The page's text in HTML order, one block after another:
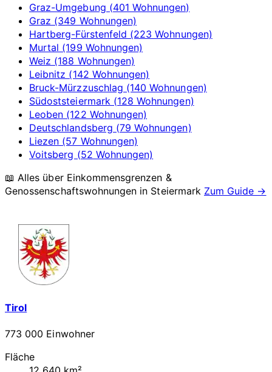
Graz-Umgebung (401 Wohnungen)
Graz (349 Wohnungen)
Hartberg-Fürstenfeld (223 Wohnungen)
Murtal (199 Wohnungen)
Weiz (188 Wohnungen)
Leibnitz (142 Wohnungen)
Bruck-Mürzzuschlag (140 Wohnungen)
Südoststeiermark (128 Wohnungen)
Leoben (122 Wohnungen)
Deutschlandsberg (79 Wohnungen)
Liezen (57 Wohnungen)
Voitsberg (52 Wohnungen)
📖 Alles über Einkommensgrenzen &
Genossenschaftswohnungen in Steiermark Zum Guide →
Tirol
773 000 Einwohner
Fläche